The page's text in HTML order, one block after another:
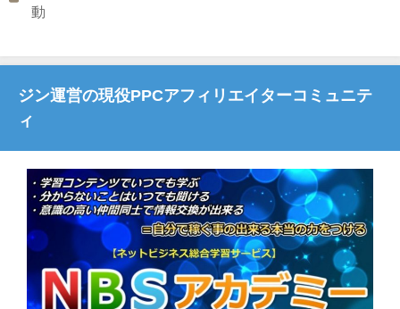
動
ジン運営の現役PPCアフィリエイターコミュニテ
ィ